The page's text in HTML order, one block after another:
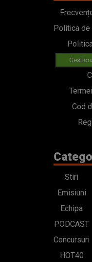
Politica
Cod
Stiri
Emisiuni
Echipa
PODCAST
Concursuri
HOT40